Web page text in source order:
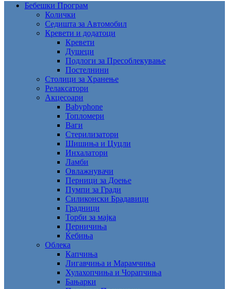
Бебешки Програм
Колички
Седишта за Автомобил
Кревети и додатоци
Кревети
Душеци
Подлоги за Пресоблекување
Постелнини
Столици за Хранење
Релаксатори
Акцесоари
Babyphone
Топломери
Ваги
Стерилизатори
Шишиња и Цуцли
Инхалатори
Ламби
Овлажнувачи
Перници за Доење
Пумпи за Гради
Силиконски Брадавици
Градници
Торби за мајка
Перничиња
Ќебиња
Облека
Капчиња
Лигавчиња и Марамчиња
Хулахопчиња и Чорапчиња
Бањарки